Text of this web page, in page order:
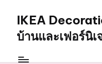
IKEA
บ้านและเฟอร์นิเ